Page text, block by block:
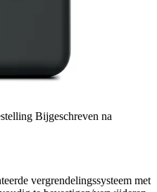
Bijgeschreven na
vergrendelingssysteem met